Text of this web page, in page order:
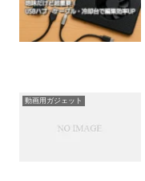
動画用ガジェット